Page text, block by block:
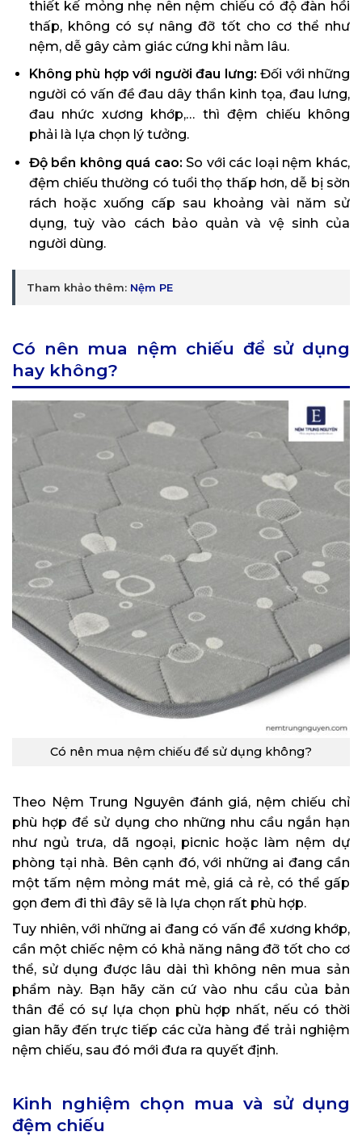
thiết kế mỏng nhẹ nên nệm chiếu có độ đàn hồi
thấp, không có sự nâng đỡ tốt cho cơ thể như
nệm, dễ gây cảm giác cứng khi nằm lâu.
Không phù hợp với người đau lưng: Đối với những
người có vấn đề đau dây thần kinh tọa, đau lưng,
đau nhức xương khớp,… thì đệm chiếu không
phải là lựa chọn lý tưởng.
Độ bền không quá cao: So với các loại nệm khác,
đệm chiếu thường có tuổi thọ thấp hơn, dễ bị sờn
rách hoặc xuống cấp sau khoảng vài năm sử
dụng, tuỳ vào cách bảo quản và vệ sinh của
người dùng.
Tham khảo thêm: Nệm PE
Có nên mua nệm chiếu để sử dụng
hay không?
Có nên mua nệm chiếu để sử dụng không?
Theo Nệm Trung Nguyên đánh giá, nệm chiếu chỉ
phù hợp để sử dụng cho những nhu cầu ngắn hạn
như ngủ trưa, dã ngoại, picnic hoặc làm nệm dự
phòng tại nhà. Bên cạnh đó, với những ai đang cần
một tấm nệm mỏng mát mẻ, giá cả rẻ, có thể gấp
gọn đem đi thì đây sẽ là lựa chọn rất phù hợp.
Tuy nhiên, với những ai đang có vấn đề xương khớp,
cần một chiếc nệm có khả năng nâng đỡ tốt cho cơ
thể, sử dụng được lâu dài thì không nên mua sản
phẩm này. Bạn hãy căn cứ vào nhu cầu của bản
thân để có sự lựa chọn phù hợp nhất, nếu có thời
gian hãy đến trực tiếp các cửa hàng để trải nghiệm
nệm chiếu, sau đó mới đưa ra quyết định.
Kinh nghiệm chọn mua và sử dụng
đệm chiếu